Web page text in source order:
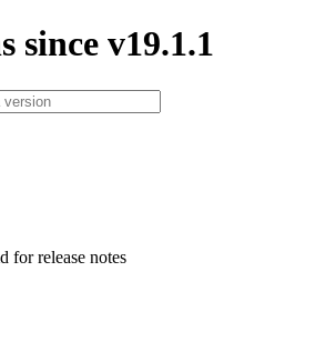
since v19.1.1
for release notes